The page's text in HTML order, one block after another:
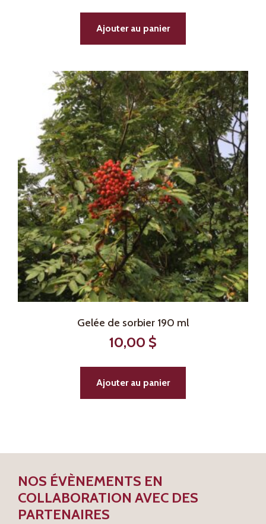
Ajouter au panier
Gelée de sorbier 190 ml
10,00 $
Ajouter au panier
NOS ÉVÈNEMENTS EN
COLLABORATION AVEC DES
PARTENAIRES